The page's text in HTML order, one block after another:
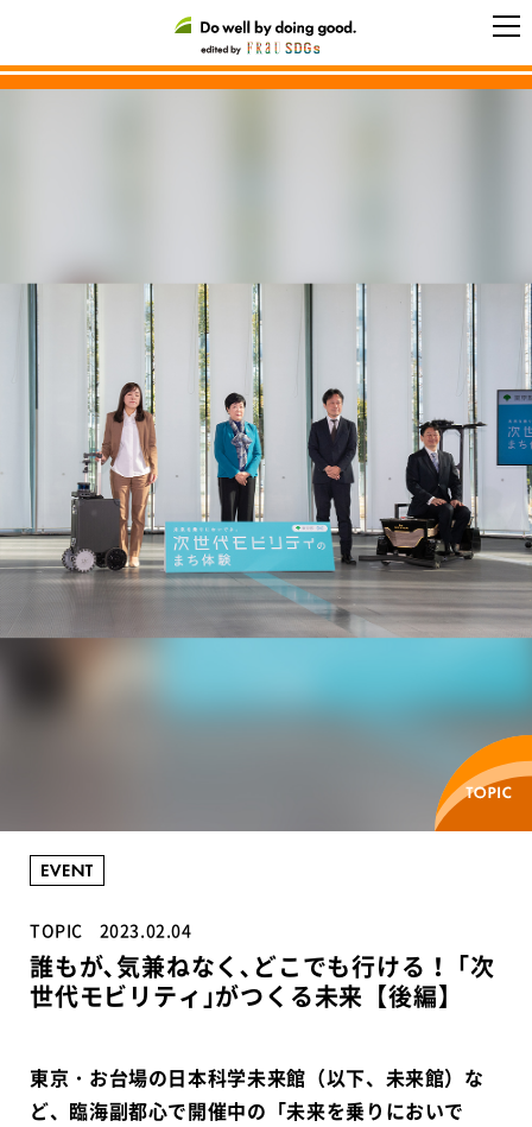
TOPIC 2023.02.04
誰もが､気兼ねなく､どこでも行ける！ ｢次
世代モビリティ｣がつくる未来【後編】
東京・お台場の日本科学未来館（以下、未来館）な
ど、臨海副都心で開催中の「未来を乗りにおいで